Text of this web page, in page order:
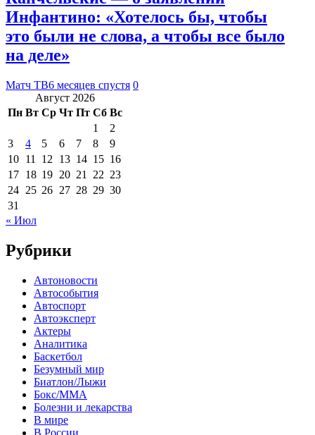
Инфантино: «Хотелось бы, чтобы
это были не слова, а чтобы все было
на деле»
Матч ТВ6 месяцев спустя 0
Август 2026
Пн Вт Ср Чт Пт Сб Вс
1
2
3
4 5 6 7 8
9
10 11 12 13 14 15 16
17 18 19 20 21 22 23
24 25 26 27 28 29 30
31
« Июл
Рубрики
Автоновости
Автособытия
Автоспорт
Автоэксперт
Актеры
Аналитика
Баскетбол
Безумный мир
Биатлон/Лыжи
Бокс/MMA
Болезни и лекарства
В мире
В России